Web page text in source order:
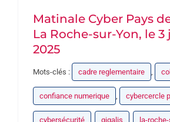
Matinale Cyber Pays
La Roche-sur-Yon, le
2025
Mots-clés : cadre reglementaire ,
confiance numerique , cybercercle
cybersécurité , gigalis , la-